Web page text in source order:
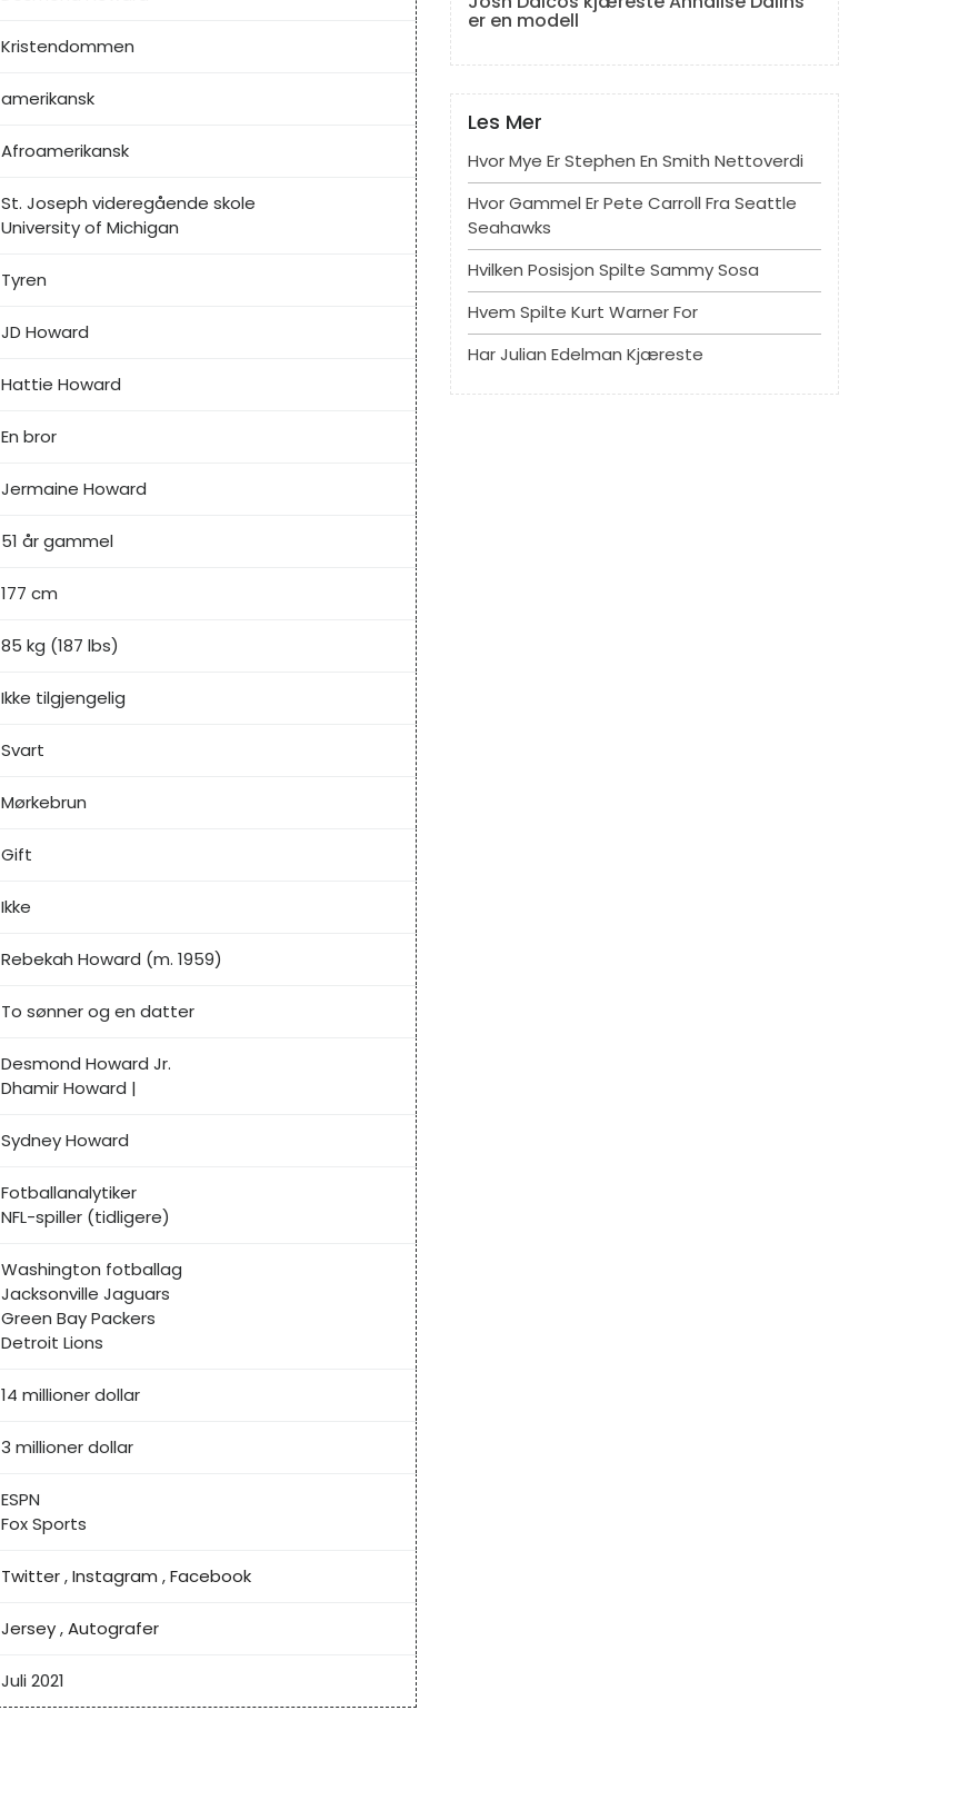
Kristendommen
amerikansk
Afroamerikansk
St. Joseph videregående skole
University of Michigan
Tyren
JD Howard
Hattie Howard
En bror
Jermaine Howard
51 år gammel
177 cm
85 kg (187 lbs)
Ikke tilgjengelig
Svart
Mørkebrun
Gift
Ikke
Rebekah Howard (m. 1959)
To sønner og en datter
Desmond Howard Jr.
Dhamir Howard |
Sydney Howard
Fotballanalytiker
NFL-spiller (tidligere)
Washington fotballag
Jacksonville Jaguars
Green Bay Packers
Detroit Lions
14 millioner dollar
3 millioner dollar
ESPN
Fox Sports
Twitter,Instagram ,Facebook
Jersey,Autografer
Juli 2021
er en modell
Les Mer
Hvor Mye Er Stephen En Smith Nettoverdi
Hvor Gammel Er Pete Carroll Fra Seattle
Seahawks
Hvilken Posisjon Spilte Sammy Sosa
Hvem Spilte Kurt Warner For
Har Julian Edelman Kjæreste